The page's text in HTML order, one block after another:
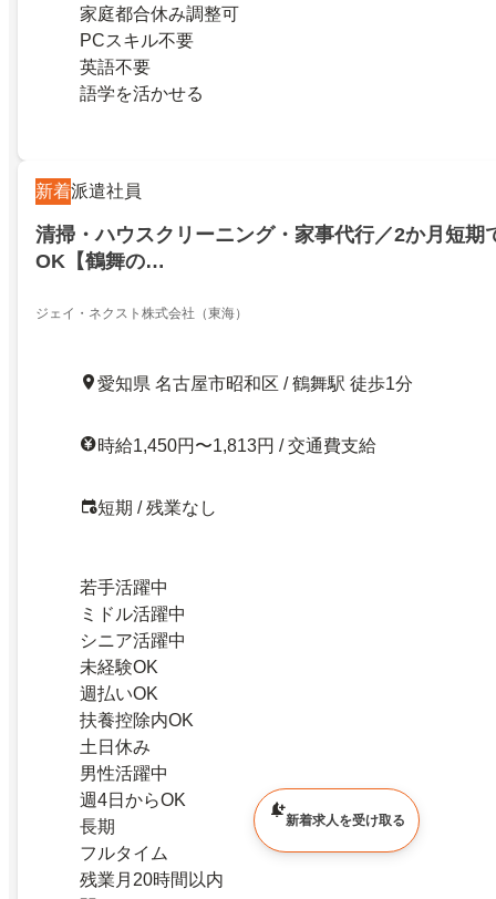
家庭都合休み調整可
PCスキル不要
英語不要
語学を活かせる
新着派遣社員
清掃・ハウスクリーニング・家事代行／2か月短期
OK【鶴舞の…
ジェイ・ネクスト株式会社（東海）
愛知県 名古屋市昭和区 / 鶴舞駅 徒歩1分
時給1,450円〜1,813円 / 交通費支給
短期 / 残業なし
若手活躍中
ミドル活躍中
シニア活躍中
未経験OK
週払いOK
扶養控除内OK
土日休み
男性活躍中
週4日からOK
長期
フルタイム
残業月20時間以内
新着求人を受け取る